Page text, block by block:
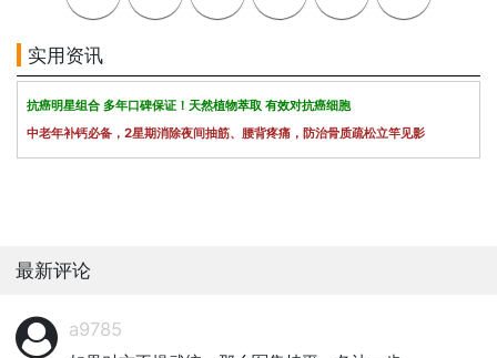
实用资讯
抗癌明星组合 多年口碑保证！天然植物萃取 有效对抗癌细胞
中老年补钙必备，2星期消除夜间抽筋、腰背疼痛，防治骨质疏松立竿见影
最新评论
a9785